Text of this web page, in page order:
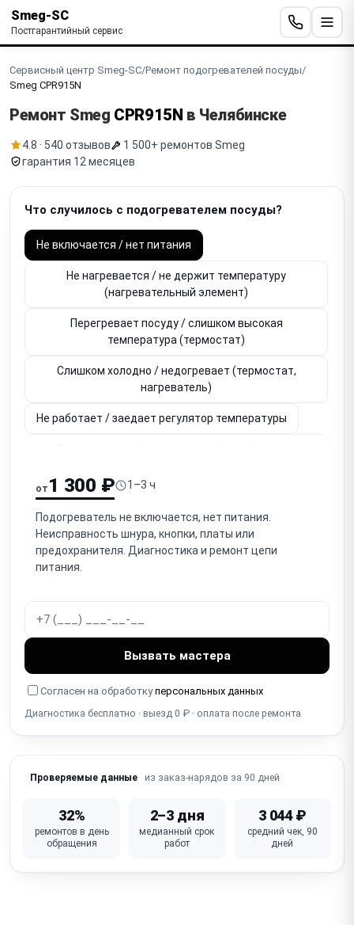
Smeg-SC
Постгарантийный сервис
Сервисный центр Smeg-SC/Ремонт подогревателей посуды/
Smeg CPR915N
Ремонт Smeg CPR915N в Челябинске
4.8 · 540 отзывов
1 500+ ремонтов Smeg
гарантия 12 месяцев
Что случилось с подогревателем посуды?
Не включается / нет питания
Не нагревается / не держит температуру
(нагревательный элемент)
Перегревает посуду / слишком высокая
температура (термостат)
Слишком холодно / недогревает (термостат,
нагреватель)
Не работает / заедает регулятор температуры
Для шкафных: не закрывается / не держится
дверца
Для шкафных: износ / повреждение уплотнителя
Не работает дисплей / кнопки (электронные
модели)
Не работает таймер / автоотключение
Не работает световая / звуковая индикация
Запах гари / пригорание (загрязнение нагревателя)
от 1 300 ₽ 1–3 ч
Подогреватель не включается, нет питания.
Неисправность шнура, кнопки, платы или
предохранителя. Диагностика и ремонт цепи
питания.
Вызвать мастера
Согласен на обработкуперсональных данных
Диагностика бесплатно · выезд 0 ₽ · оплата после ремонта
Проверяемые данные из заказ-нарядов за 90 дней
32%
ремонтов в день
обращения
2–3 дня
медианный срок
работ
3 044 ₽
средний чек, 90
дней